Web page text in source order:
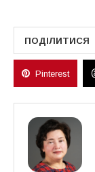
ПОДІЛИТИСЯ
Pinterest